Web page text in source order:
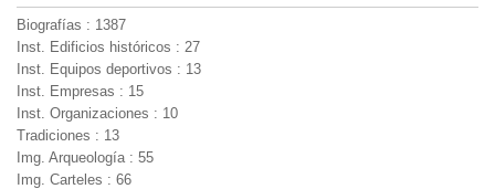
Biografías : 1387
Inst. Edificios históricos : 27
Inst. Equipos deportivos : 13
Inst. Empresas : 15
Inst. Organizaciones : 10
Tradiciones : 13
Img. Arqueología : 55
Img. Carteles : 66